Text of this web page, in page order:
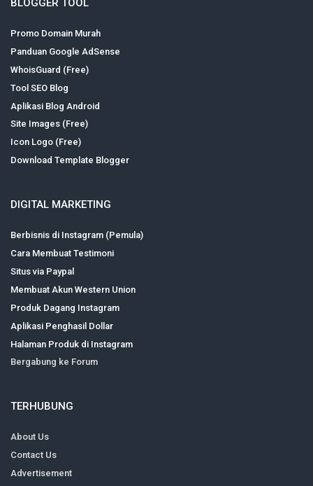
BLOGGER TOOL
Promo Domain Murah
Panduan Google AdSense
WhoisGuard (Free)
Tool SEO Blog
Aplikasi Blog Android
Site Images (Free)
Icon Logo (Free)
Download Template Blogger
DIGITAL MARKETING
Berbisnis di Instagram (Pemula)
Cara Membuat Testimoni
Situs via Paypal
Membuat Akun Western Union
Produk Dagang Instagram
Aplikasi Penghasil Dollar
Halaman Produk di Instagram
Bergabung ke Forum
TERHUBUNG
About Us
Contact Us
Advertisement